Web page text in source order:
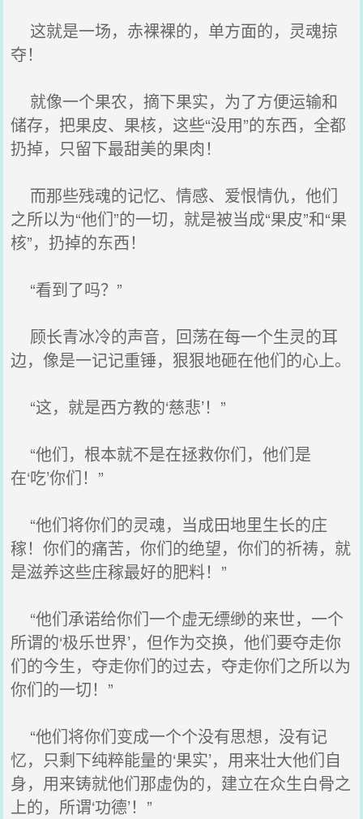
这就是一场，赤裸裸的，单方面的，灵魂掠
夺！
就像一个果农，摘下果实，为了方便运输和
储存，把果皮、果核，这些“没用”的东西，全都
扔掉，只留下最甜美的果肉！
而那些残魂的记忆、情感、爱恨情仇，他们
之所以为“他们”的一切，就是被当成“果皮”和“果
核”，扔掉的东西！
“看到了吗？”
顾长青冰冷的声音，回荡在每一个生灵的耳
边，像是一记记重锤，狠狠地砸在他们的心上。
“这，就是西方教的‘慈悲’！”
“他们，根本就不是在拯救你们，他们是
在‘吃’你们！”
“他们将你们的灵魂，当成田地里生长的庄
稼！你们的痛苦，你们的绝望，你们的祈祷，就
是滋养这些庄稼最好的肥料！”
“他们承诺给你们一个虚无缥缈的来世，一个
所谓的‘极乐世界’，但作为交换，他们要夺走你
们的今生，夺走你们的过去，夺走你们之所以为
你们的一切！”
“他们将你们变成一个个没有思想，没有记
忆，只剩下纯粹能量的‘果实’，用来壮大他们自
身，用来铸就他们那虚伪的，建立在众生白骨之
上的，所谓‘功德’！”